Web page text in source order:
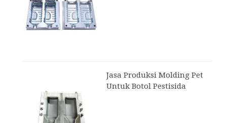
Jasa Produksi Molding Pet
Untuk Botol Pestisida